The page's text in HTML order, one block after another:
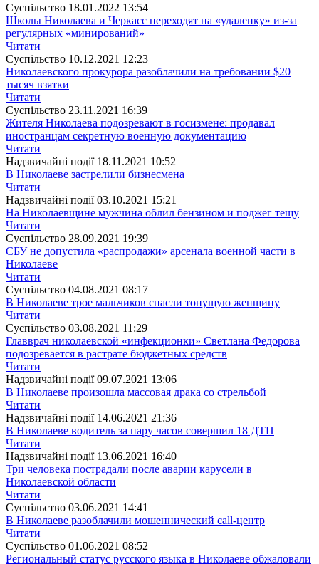
Суспiльство 18.01.2022 13:54
Школы Николаева и Черкасс переходят на «удаленку» из-за
регулярных «минирований»
Читати
Суспiльство 10.12.2021 12:23
Николаевского прокурора разоблачили на требовании $20
тысяч взятки
Читати
Суспiльство 23.11.2021 16:39
Жителя Николаева подозревают в госизмене: продавал
иностранцам секретную военную документацию
Читати
Надзвичайні події 18.11.2021 10:52
В Николаеве застрелили бизнесмена
Читати
Надзвичайні події 03.10.2021 15:21
На Николаевщине мужчина облил бензином и поджег тещу
Читати
Суспiльство 28.09.2021 19:39
СБУ не допустила «распродажи» арсенала военной части в
Николаеве
Читати
Суспiльство 04.08.2021 08:17
В Николаеве трое мальчиков спасли тонущую женщину
Читати
Суспiльство 03.08.2021 11:29
Главврач николаевской «инфекционки» Светлана Федорова
подозревается в растрате бюджетных средств
Читати
Надзвичайні події 09.07.2021 13:06
В Николаеве произошла массовая драка со стрельбой
Читати
Надзвичайні події 14.06.2021 21:36
В Николаеве водитель за пару часов совершил 18 ДТП
Читати
Надзвичайні події 13.06.2021 16:40
Три человека пострадали после аварии карусели в
Николаевской области
Читати
Суспiльство 03.06.2021 14:41
В Николаеве разоблачили мошеннический call-центр
Читати
Суспiльство 01.06.2021 08:52
Региональный статус русского языка в Николаеве обжаловали